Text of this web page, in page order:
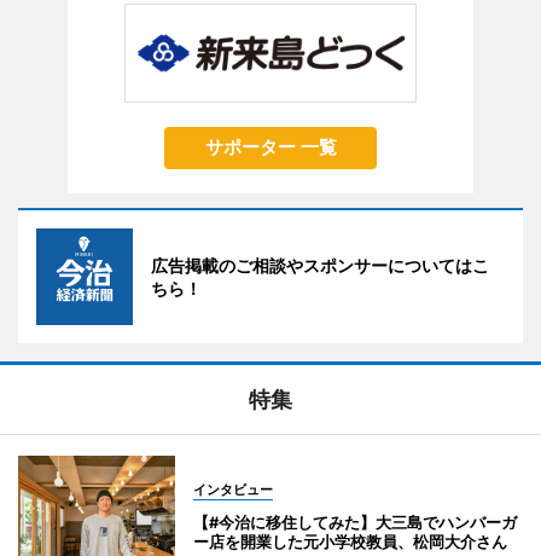
サポーター 一覧
広告掲載のご相談やスポンサーについてはこ
ちら！
特集
インタビュー
【#今治に移住してみた】大三島でハンバーガ
ー店を開業した元小学校教員、松岡大介さん